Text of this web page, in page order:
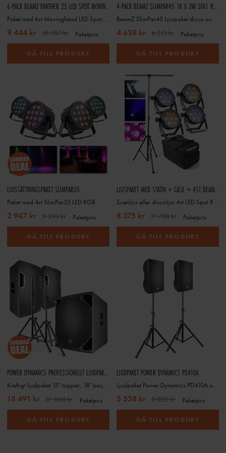
6-PACK BEAMZ PANTHER 25 LED SPOT MOVING HEAD IRC MKII
Paket med 6st Movinghead LED Spot. SKY-150.460
9 444 kr 15 757 kr Paketpris
GÅ TILL PRODUKT
4-PACK BEAMZ SLIMPAR45 18 X 3W 3IN1 RGB DMX
BeamZ SlimPar45 Ljuspaket disco och scen med 4st LED spotlight. 3 i 1 Slimpar RBG LED armatur
4 638 kr 6 313 kr Paketpris
GÅ TILL PRODUKT
LJUSSÄTTNINGSPAKET SLIMPAR35
Paket med 4st SlimPar35 LED RGB
2 947 kr 5 393 kr Paketpris
GÅ TILL PRODUKT
LJUSPAKET MED STATIV + CASE + 4ST BEAMZ BT280 LED FLAT PAR 7 X 10W RGBWA-UV 6-1 DMX IRC
Scenljus eller discoljus 4st LED Spot RGBAW-UV + 3,5m stativ + 1st case
8 375 kr 11 728 kr Paketpris
GÅ TILL PRODUKT
POWER DYNAMICS PROFESSIONELLT LJUDPAKET PD6-SERIEN
Kraftigt ljudpaket 15" toppar, 18" bas, stativ och kablar
18 491 kr 31 068 kr Paketpris
GÅ TILL PRODUKT
LJUDPAKET POWER DYNAMICS PD410A
Ljudpaket Power Dynamics PD410A och stativ
5 538 kr 8 022 kr Paketpris
GÅ TILL PRODUKT